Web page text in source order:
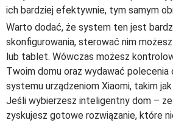
ich bardziej efektywnie, tym samym
Warto dodać, że system ten jest
skonfigurowania, sterować nim
lub tablet. Wówczas możesz
Twoim domu oraz wydawać polecenia
systemu urządzeniom Xiaomi, takim
Jeśli wybierzesz inteligentny dom –
zyskujesz gotowe rozwiązanie, które